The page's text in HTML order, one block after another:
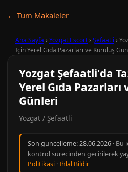
← Tum Makaleler
Ana Sayfa › Yozgat Escort› Şefaatli ›
İçin Yerel Gıda Pazarları ve Kuruluş
Yozgat Şefaatli'da
Yerel Gıda
Günleri
Yozgat / Şefaatli
Son guncelleme:28.06.2026 · Bu
kontrol surecinden gecirilerek
Politikasi ·Ihlal Bildir